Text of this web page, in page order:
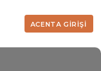
ACENTA GİRİŞİ